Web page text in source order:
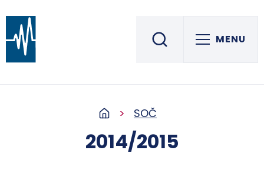
Střední škola informatiky, elektrotechniky a řemesel
ROŽNOV POD RADHOŠTĚM MENU
SOČ
2014/2015